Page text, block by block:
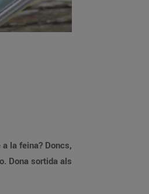
la feina? Doncs,
Dona sortida als